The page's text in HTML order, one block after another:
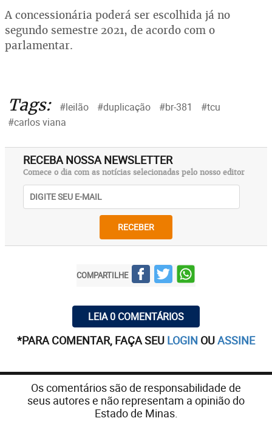
A concessionária poderá ser escolhida já no
segundo semestre 2021, de acordo com o
parlamentar.
Tags: #leilão #duplicação #br-381
#tcu
#carlos viana
RECEBA NOSSA NEWSLETTER
Comece o dia com as notícias selecionadas pelo nosso editor
RECEBER
COMPARTILHE
LEIA 0 COMENTÁRIOS
*PARA COMENTAR, FAÇA SEU LOGIN OUASSINE
Os comentários são de responsabilidade de
seus autores e não representam a opinião do
Estado de Minas.